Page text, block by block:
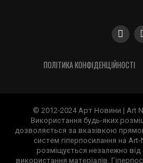
ПОЛІТИКА КОНФІДЕНЦІЙНОСТІ
© 2012-2024 Арт Новини | Art
Використання будь-яких
дозволяється за вказівкою
систем гіперпосилання на
розміщується незалежно
використання матеріалів.